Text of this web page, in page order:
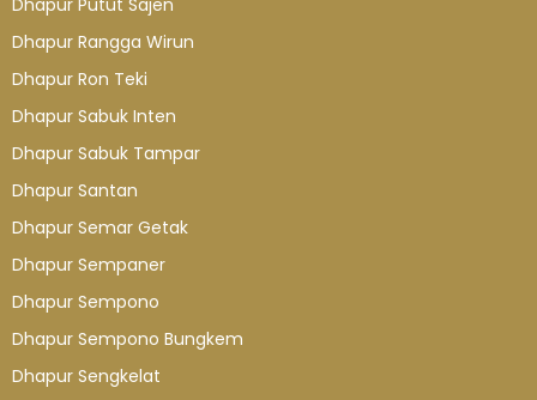
Dhapur Putut Sajen
Dhapur Rangga Wirun
Dhapur Ron Teki
Dhapur Sabuk Inten
Dhapur Sabuk Tampar
Dhapur Santan
Dhapur Semar Getak
Dhapur Sempaner
Dhapur Sempono
Dhapur Sempono Bungkem
Dhapur Sengkelat